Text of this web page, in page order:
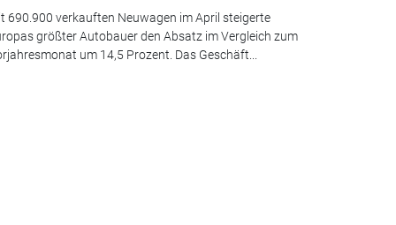
690.900 verkauften Neuwagen im April steigerte
größter Autobauer den Absatz im Vergleich zum
um 14,5 Prozent. Das Geschäft...